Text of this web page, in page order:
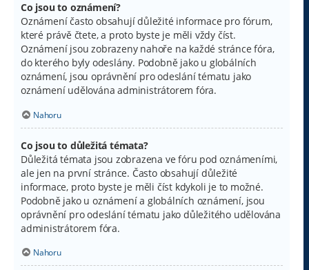
Co jsou to oznámení?
Oznámení často obsahují důležité informace pro fórum,
které právě čtete, a proto byste je měli vždy číst.
Oznámení jsou zobrazeny nahoře na každé stránce fóra,
do kterého byly odeslány. Podobně jako u globálních
oznámení, jsou oprávnění pro odeslání tématu jako
oznámení udělována administrátorem fóra.
Nahoru
Co jsou to důležitá témata?
Důležitá témata jsou zobrazena ve fóru pod oznámeními,
ale jen na první stránce. Často obsahují důležité
informace, proto byste je měli číst kdykoli je to možné.
Podobně jako u oznámení a globálních oznámení, jsou
oprávnění pro odeslání tématu jako důležitého udělována
administrátorem fóra.
Nahoru